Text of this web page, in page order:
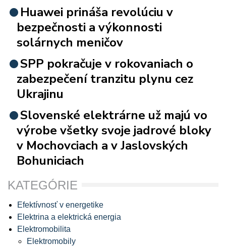
Huawei prináša revolúciu v
bezpečnosti a výkonnosti
solárnych meničov
SPP pokračuje v rokovaniach o
zabezpečení tranzitu plynu cez
Ukrajinu
Slovenské elektrárne už majú vo
výrobe všetky svoje jadrové bloky
v Mochovciach a v Jaslovských
Bohuniciach
KATEGÓRIE
Efektívnosť v energetike
Elektrina a elektrická energia
Elektromobilita
Elektromobily